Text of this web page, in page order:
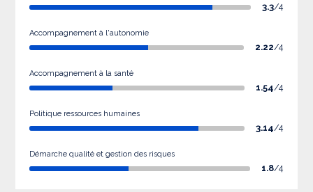
3.3/4
Accompagnement à l'autonomie
2.22/4
Accompagnement à la santé
1.54/4
Politique ressources humaines
3.14/4
Démarche qualité et gestion des risques
1.8/4